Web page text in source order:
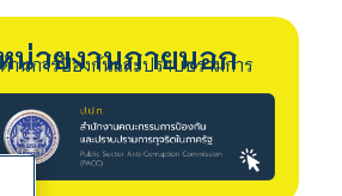
น่วยงานภายนอก
านการป้องกันและปราบปรามการ